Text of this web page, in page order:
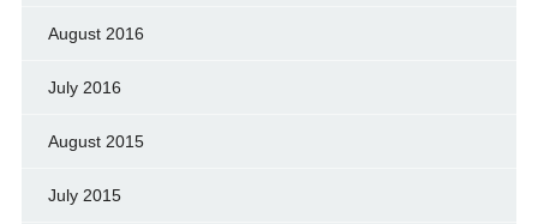
August 2016
July 2016
August 2015
July 2015